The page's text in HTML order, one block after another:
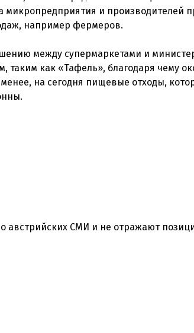
микропредприятия и производителей
например фермеров.
между супермаркетами и
как «Тафель», благодаря чему
на сегодня пищевые отходы,
австрийских СМИ и не отражают